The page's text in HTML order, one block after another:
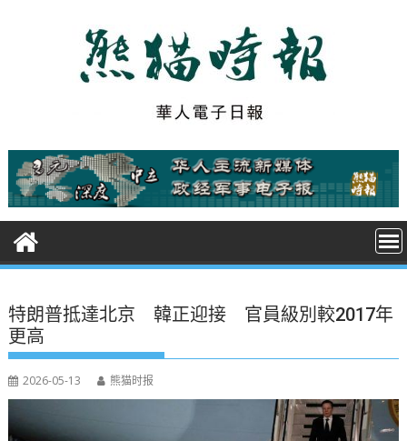
t
特朗普抵達北京 韓正迎接 官員級別較2017年
更高
2026-05-13 熊猫时报